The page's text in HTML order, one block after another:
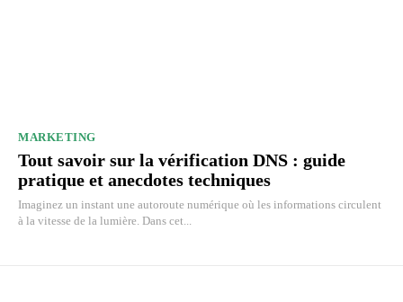
MARKETING
Tout savoir sur la vérification DNS : guide
pratique et anecdotes techniques
Imaginez un instant une autoroute numérique où les informations circulent
à la vitesse de la lumière. Dans cet...